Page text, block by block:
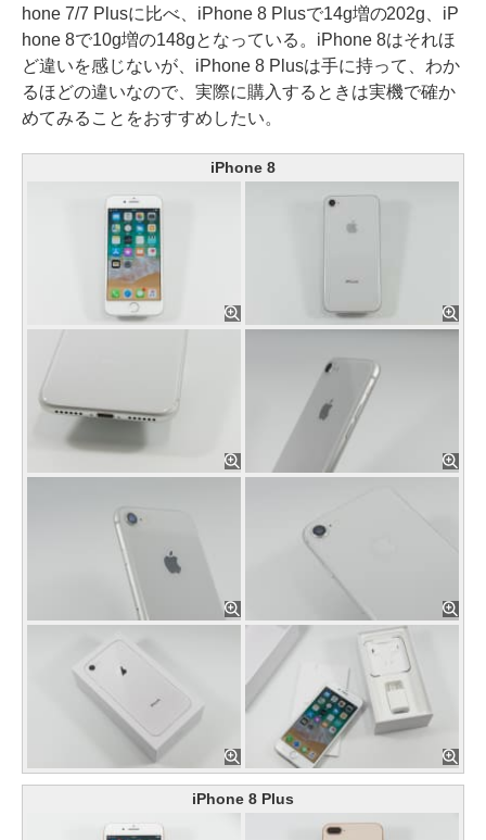
hone 7/7 Plusに比べ、iPhone 8 Plusで14g増の202g、iP
hone 8で10g増の148gとなっている。iPhone 8はそれほ
ど違いを感じないが、iPhone 8 Plusは手に持って、わか
るほどの違いなので、実際に購入するときは実機で確か
めてみることをおすすめしたい。
iPhone 8
iPhone 8 Plus